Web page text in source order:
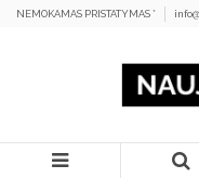
NEMOKAMAS PRISTATYMAS *